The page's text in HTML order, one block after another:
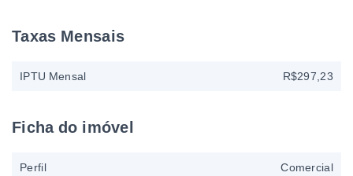
Taxas Mensais
IPTU Mensal R$297,23
Ficha do imóvel
Perfil Comercial